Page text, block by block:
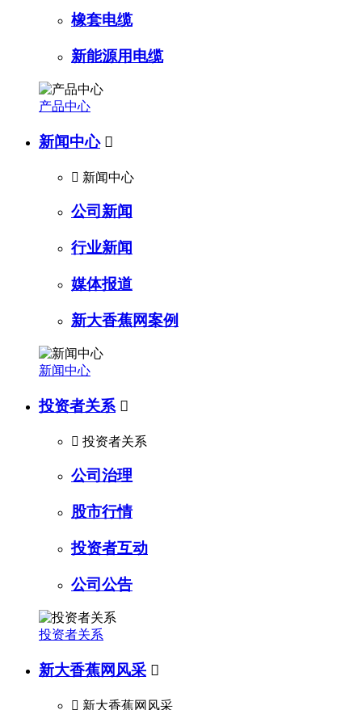
橡套电缆
新能源用电缆
产品中心
新闻中心 
 新闻中心
公司新闻
行业新闻
媒体报道
新大香蕉网案例
新闻中心
投资者关系 
 投资者关系
公司治理
股市行情
投资者互动
公司公告
投资者关系
新大香蕉网风采 
 新大香蕉网风采